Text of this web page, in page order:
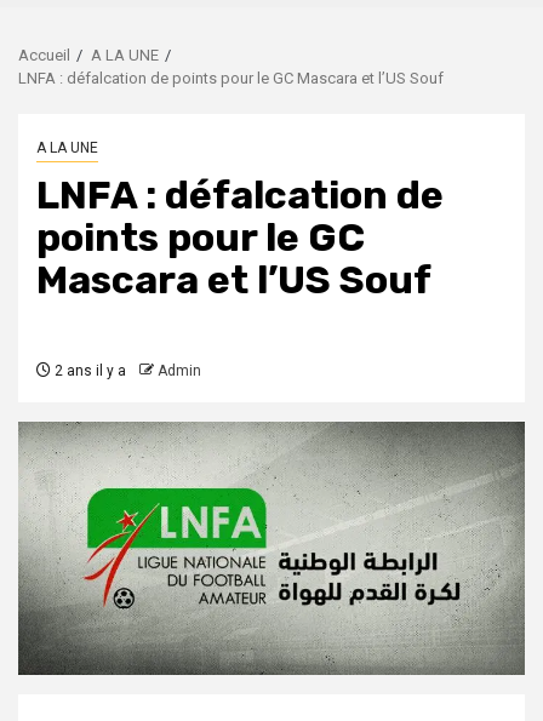
Accueil
A LA UNE
LNFA : défalcation de points pour le GC Mascara et l’US Souf
A LA UNE
LNFA : défalcation de
points pour le GC
Mascara et l’US Souf
2 ans il y a Admin